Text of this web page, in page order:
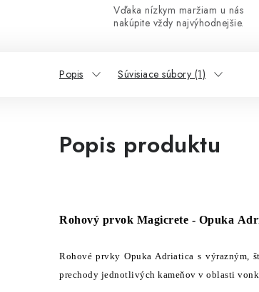
Vďaka nízkym maržiam u nás
nakúpite vždy najvýhodnejšie.
Popis Súvisiace súbory (1)
Popis produktu
Rohový prvok Magicrete - Opuka
Rohové prvky Opuka Adriatica s výrazným,
prechody jednotlivých kameňov v oblasti